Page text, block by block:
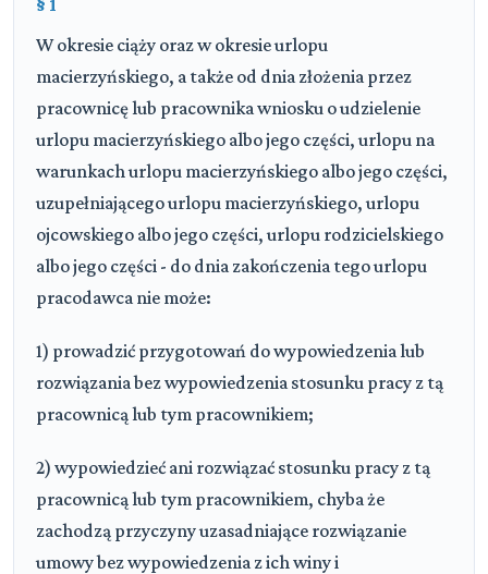
W okresie ciąży oraz w okresie urlopu
macierzyńskiego, a także od dnia złożenia przez
pracownicę lub pracownika wniosku o udzielenie
urlopu macierzyńskiego albo jego części, urlopu na
warunkach urlopu macierzyńskiego albo jego części,
uzupełniającego urlopu macierzyńskiego, urlopu
ojcowskiego albo jego części, urlopu rodzicielskiego
albo jego części - do dnia zakończenia tego urlopu
pracodawca nie może:
1) prowadzić przygotowań do wypowiedzenia lub
rozwiązania bez wypowiedzenia stosunku pracy z tą
pracownicą lub tym pracownikiem;
2) wypowiedzieć ani rozwiązać stosunku pracy z tą
pracownicą lub tym pracownikiem, chyba że
zachodzą przyczyny uzasadniające rozwiązanie
umowy bez wypowiedzenia z ich winy i